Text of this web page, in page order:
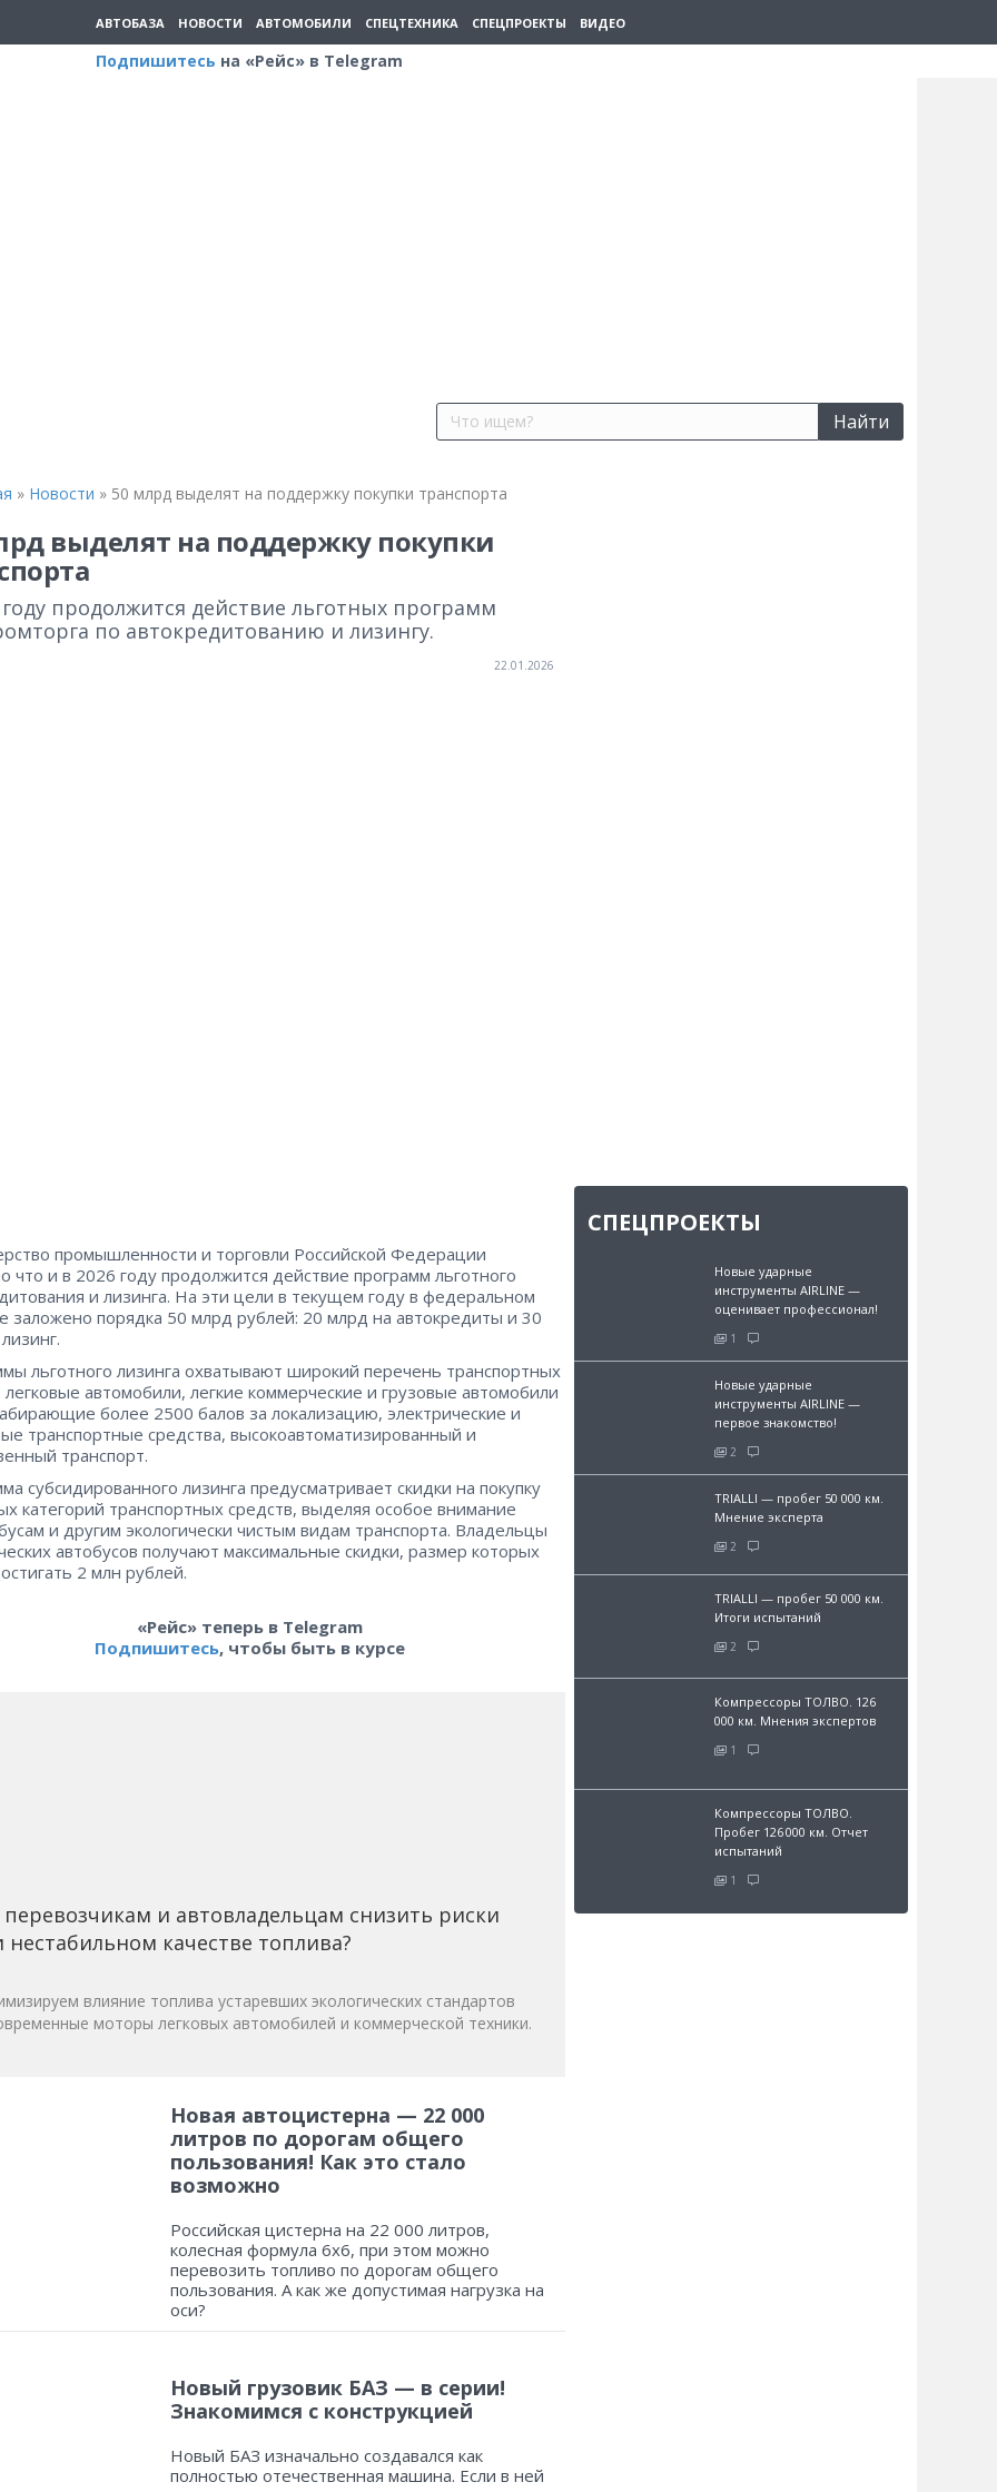
АВТОБАЗА НОВОСТИ АВТОМОБИЛИ СПЕЦТЕХНИКА СПЕЦПРОЕКТЫ ВИДЕО
Подпишитесь на «Рейс» в Telegram
Найти
» Новости » 50 млрд выделят на поддержку покупки транспорта
выделят на поддержку покупки
продолжится действие льготных программ
по автокредитованию и лизингу.
22.01.2026
промышленности и торговли Российской Федерации
что и в 2026 году продолжится действие программ льготного
и лизинга. На эти цели в текущем году в федеральном
заложено порядка 50 млрд рублей: 20 млрд на автокредиты и 30
льготного лизинга охватывают широкий перечень транспортных
легковые автомобили, легкие коммерческие и грузовые автомобили
более 2500 балов за локализацию, электрические и
транспортные средства, высокоавтоматизированный и
транспорт.
субсидированного лизинга предусматривает скидки на покупку
категорий транспортных средств, выделяя особое внимание
и другим экологически чистым видам транспорта. Владельцы
автобусов получают максимальные скидки, размер которых
2 млн рублей.
«Рейс» теперь в Telegram
Подпишитесь, чтобы быть в курсе
перевозчикам и автовладельцам снизить риски
нестабильном качестве топлива?
влияние топлива устаревших экологических стандартов
моторы легковых автомобилей и коммерческой техники.
Новая автоцистерна — 22 000
литров по дорогам общего
пользования! Как это стало
возможно
Российская цистерна на 22 000 литров,
колесная формула 6х6, при этом можно
перевозить топливо по дорогам общего
пользования. А как же допустимая нагрузка на
оси?
Новый грузовик БАЗ — в серии!
Знакомимся с конструкцией
Новый БАЗ изначально создавался как
полностью отечественная машина. Если в ней
СПЕЦПРОЕКТЫ
Новые ударные
инструменты AIRLINE —
оценивает профессионал!
1
Новые ударные
инструменты AIRLINE —
первое знакомство!
2
TRIALLI — пробег 50 000 км.
Мнение эксперта
2
TRIALLI — пробег 50 000 км.
Итоги испытаний
2
Компрессоры ТОЛВО. 126
000 км. Мнения экспертов
1
Компрессоры ТОЛВО.
Пробег 126 000 км. Отчет
испытаний
1